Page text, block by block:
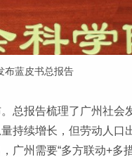
布蓝皮书总报告
总报告梳理了广州社
持续增长，但劳动人口
广州需要“多方联动+多